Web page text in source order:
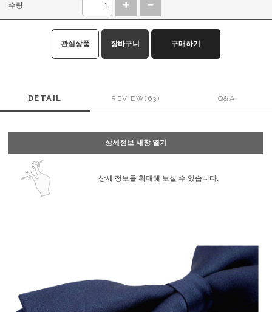
수량
관심상품 장바구니 구매하기
DETAIL REVIEW(63) Q&A
상세정보 새창 열기
상세 정보를 확대해 보실 수 있습니다.